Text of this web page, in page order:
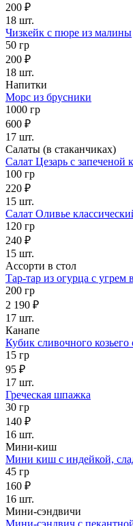
200 ₽
18 шт.
Чизкейк с пюре из малины
50 гр
200 ₽
18 шт.
Напитки
Морс из брусники
1000 гр
600 ₽
17 шт.
Салаты (в стаканчиках)
Салат Цезарь с запеченой
100 гр
220 ₽
15 шт.
Салат Оливье
120 гр
240 ₽
15 шт.
Ассорти в стол
Тар-тар из огурца с угрем
200 гр
2 190 ₽
17 шт.
Канапе
Кубик сливочного
15 гр
95 ₽
17 шт.
Греческая шпажка
30 гр
140 ₽
16 шт.
Мини-киш
Мини киш с индейкой,
45 гр
160 ₽
16 шт.
Мини-сэндвичи